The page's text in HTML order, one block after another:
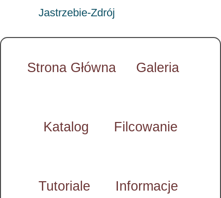
Jastrzebie-Zdrój
Strona Główna Galeria
Katalog Filcowanie
Tutoriale Informacje